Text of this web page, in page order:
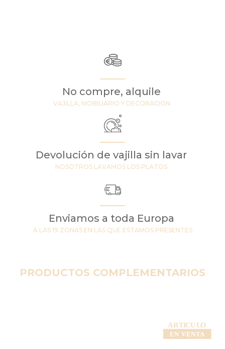
No compre, alquile
VAJILLA, MOBILIARIO Y DECORACIÓN
Devolución de vajilla sin lavar
NOSOTROS LAVAMOS LOS PLATOS
Enviamos a toda Europa
A LAS 19 ZONAS EN LAS QUE ESTAMOS PRESENTES
PRODUCTOS COMPLEMENTARIOS